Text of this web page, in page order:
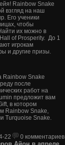
Rainbow Snake
взгляд на наш
Его ученики
чтобы
их можно в
of Prosperity. До 1
игрокам
и другие призы.
Rainbow Snake
после
работ на
предложит вам
в котором
Rainbow Snake,
Turquoise Snake.
22 0 комментариев